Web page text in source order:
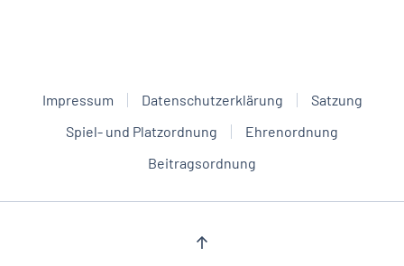
Impressum Datenschutzerklärung
Satzung
Spiel- und Platzordnung
Ehrenordnung
Beitragsordnung